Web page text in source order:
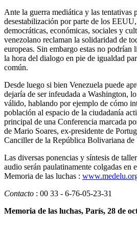
Ante la guerra mediática y las tentativas
desestabilización por parte de los
democráticas, económicas, sociales y
venezolano reclaman la solidaridad de
europeas. Sin embargo estas no podrían
la hora del dialogo en pie de igualdad
común.
Desde luego si bien Venezuela puede
dejaría de ser infeudada a Washington,
válido, hablando por ejemplo de cómo
población al espacio de la ciudadanía
principal de una Conferencia marcada
de Mario Soares, ex-presidente de
Canciller de la República Bolivariana de
Las diversas ponencias y síntesis de
audio serán paulatinamente colgadas en
Memoria de las luchas :
Contacto : 00 33 - 6-76-05-23-31
Memoria de las luchas, París, 28 de